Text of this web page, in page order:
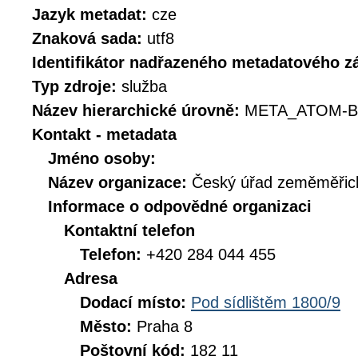
Jazyk metadat: cze
Znaková sada: utf8
Identifikátor nadřazeného metadatového
Typ zdroje: služba
Název hierarchické úrovně: META_ATOM-
Kontakt - metadata
Jméno osoby:
Název organizace: Český úřad
Informace o odpovědné organizaci
Kontaktní telefon
Telefon: +420 284 044 455
Adresa
Dodací místo: Pod sídlištěm 1800/9
Město: Praha 8
Poštovní kód: 182 11